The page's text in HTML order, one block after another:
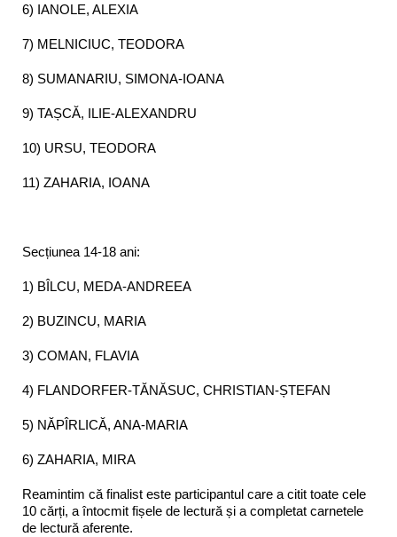
6) IANOLE, ALEXIA
7) MELNICIUC, TEODORA
8) SUMANARIU, SIMONA-IOANA
9) TAȘCĂ, ILIE-ALEXANDRU
10) URSU, TEODORA
11) ZAHARIA, IOANA
Secțiunea 14-18 ani:
1) BÎLCU, MEDA-ANDREEA
2) BUZINCU, MARIA
3) COMAN, FLAVIA
4) FLANDORFER-TĂNĂSUC, CHRISTIAN-ȘTEFAN
5) NĂPÎRLICĂ, ANA-MARIA
6) ZAHARIA, MIRA
Reamintim că finalist este participantul care a citit toate cele
10 cărți, a întocmit fișele de lectură și a completat carnetele
de lectură aferente.